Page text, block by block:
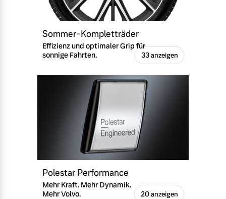
Sommer-Kompletträder
Effizienz und optimaler Grip für
sonnige Fahrten.
33 anzeigen
Polestar Performance
Mehr Kraft. Mehr Dynamik.
Mehr Volvo.
20 anzeigen